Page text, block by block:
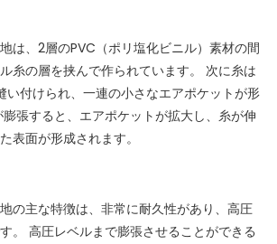
は、2層のPVC（ポリ塩化ビニル）素材の間
糸の層を挟んで作られています。 次に糸は
い付けられ、一連の小さなエアポケットが形
張すると、エアポケットが拡大し、糸が伸
表面が形成されます。
の主な特徴は、非常に耐久性があり、高圧
。 高圧レベルまで膨張させることができる